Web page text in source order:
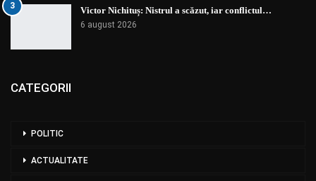
3 Victor Nichituș: Nistrul a scăzut, iar conflictul…
6 august 2026
CATEGORII
POLITIC
ACTUALITATE